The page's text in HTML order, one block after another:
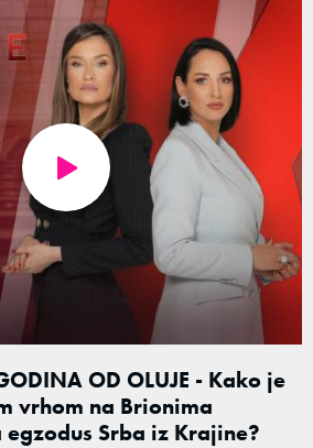
OD OLUJE - Kako je
vrhom na Brionima
Srba iz Krajine?